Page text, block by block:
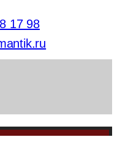
17 98